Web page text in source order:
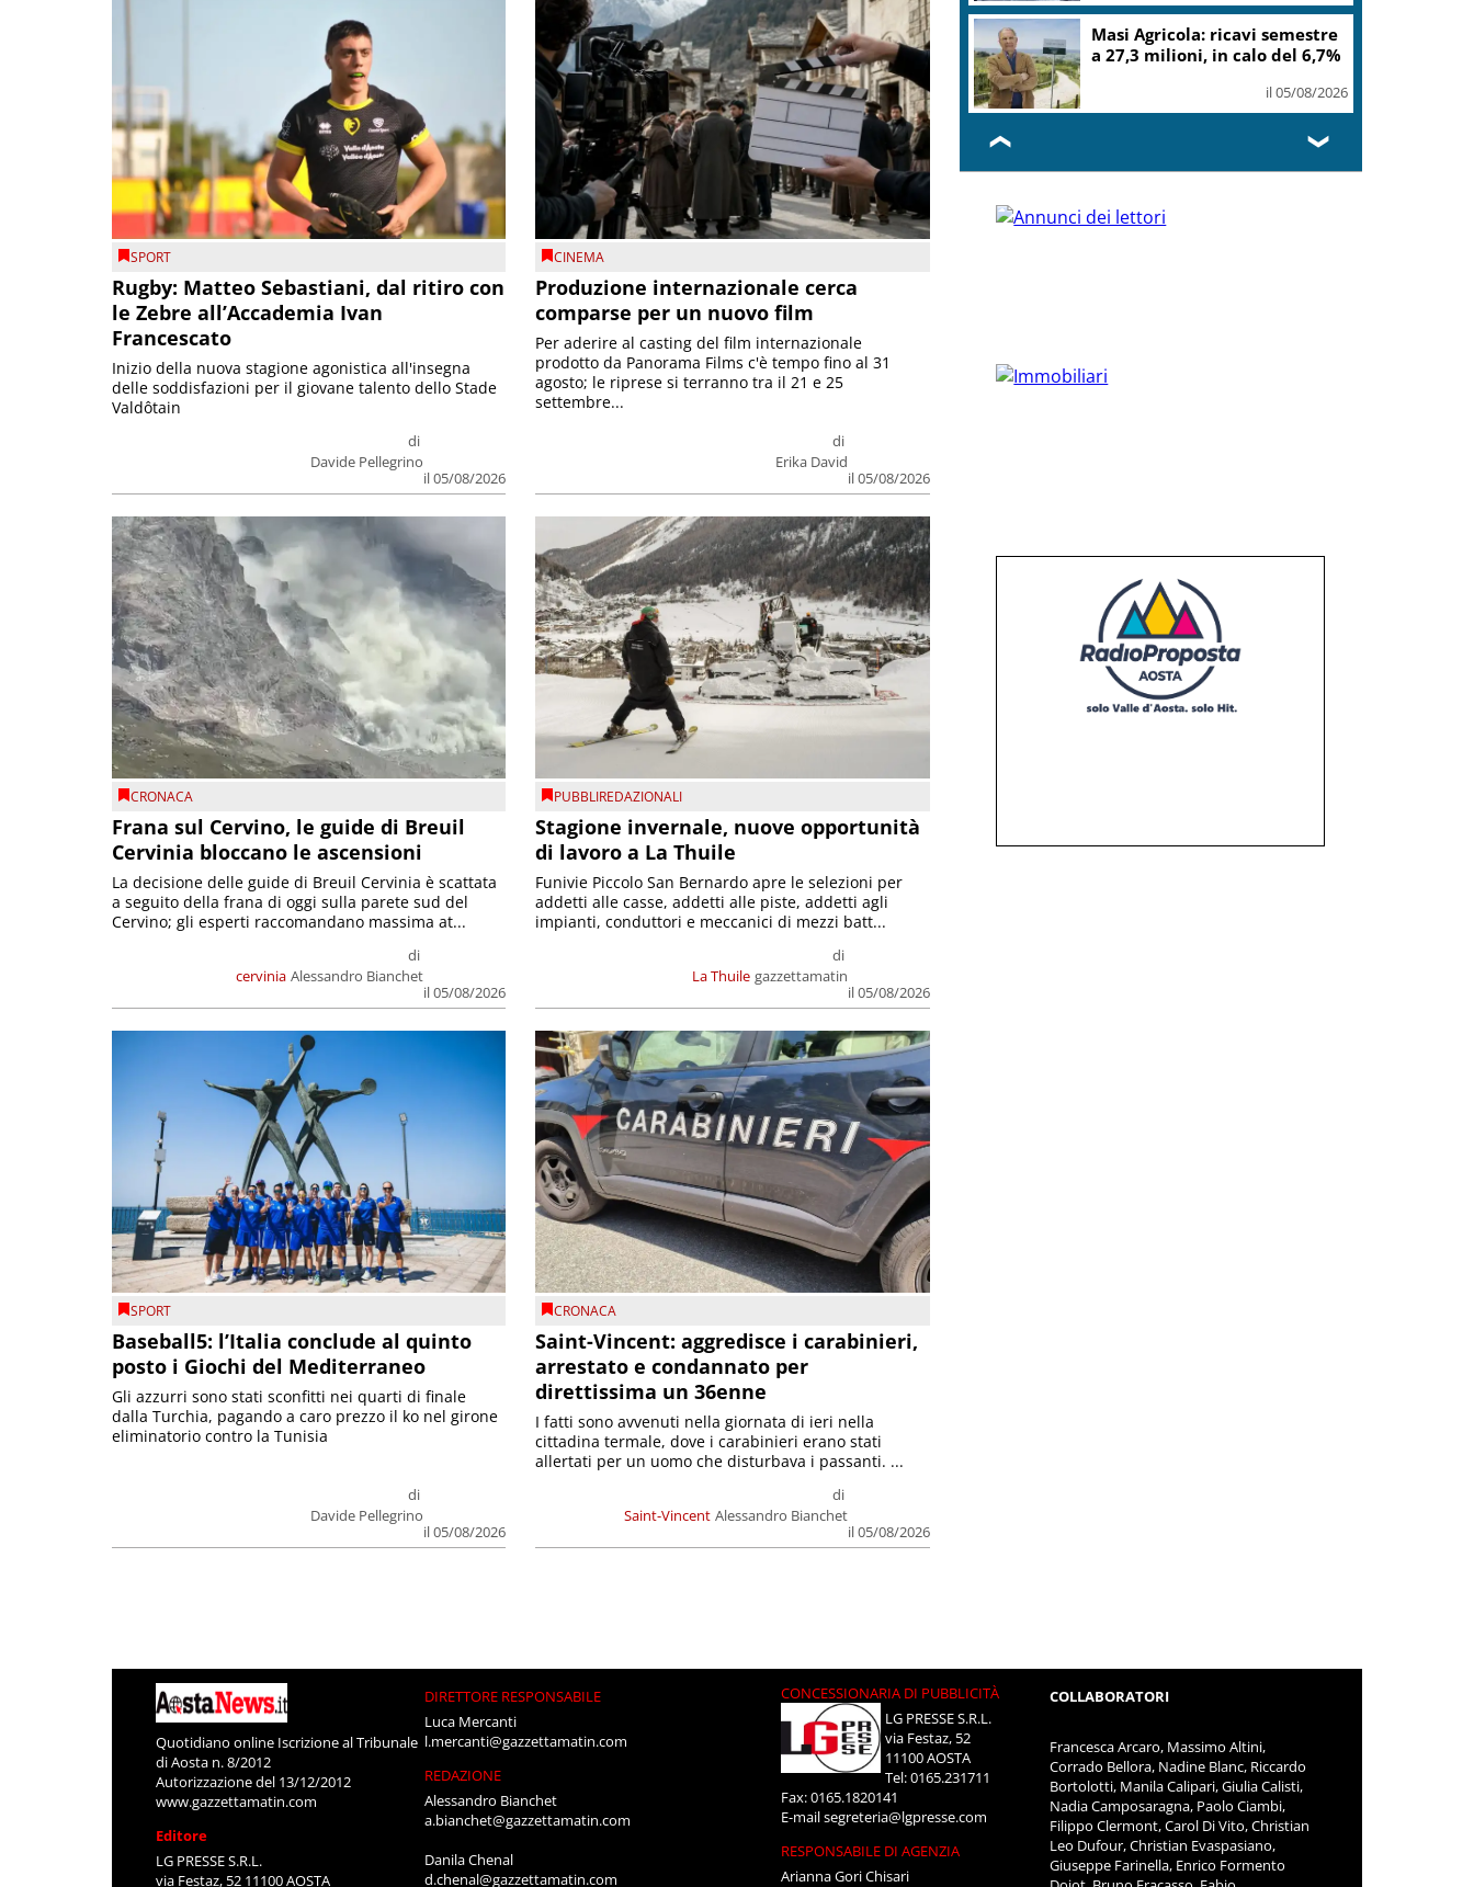
SPORT
Rugby: Matteo Sebastiani, dal ritiro con
le Zebre all’Accademia Ivan
Francescato
di
Davide Pellegrino
il 05/08/2026
Inizio della nuova stagione agonistica all'insegna
delle soddisfazioni per il giovane talento dello Stade
Valdôtain
CINEMA
Produzione internazionale cerca
comparse per un nuovo film
di
Erika David
il 05/08/2026
Per aderire al casting del film internazionale
prodotto da Panorama Films c'è tempo fino al 31
agosto; le riprese si terranno tra il 21 e 25
settembre...
CRONACA
Frana sul Cervino, le guide di Breuil
Cervinia bloccano le ascensioni
cervinia
di
Alessandro Bianchet
il 05/08/2026
La decisione delle guide di Breuil Cervinia è scattata
a seguito della frana di oggi sulla parete sud del
Cervino; gli esperti raccomandano massima at...
PUBBLIREDAZIONALI
Stagione invernale, nuove opportunità
di lavoro a La Thuile
La Thuile
di
gazzettamatin
il 05/08/2026
Funivie Piccolo San Bernardo apre le selezioni per
addetti alle casse, addetti alle piste, addetti agli
impianti, conduttori e meccanici di mezzi batt...
SPORT
Baseball5: l’Italia conclude al quinto
posto i Giochi del Mediterraneo
di
Davide Pellegrino
il 05/08/2026
Gli azzurri sono stati sconfitti nei quarti di finale
dalla Turchia, pagando a caro prezzo il ko nel girone
eliminatorio contro la Tunisia
CRONACA
Saint-Vincent: aggredisce i carabinieri,
arrestato e condannato per
direttissima un 36enne
Saint-Vincent
di
Alessandro Bianchet
il 05/08/2026
I fatti sono avvenuti nella giornata di ieri nella
cittadina termale, dove i carabinieri erano stati
allertati per un uomo che disturbava i passanti. ...
Masi Agricola: ricavi semestre
a 27,3 milioni, in calo del 6,7%
il 05/08/2026
❮ ❯
Quotidiano online Iscrizione al Tribunale
di Aosta n. 8/2012
Autorizzazione del 13/12/2012
www.gazzettamatin.com
Editore
LG PRESSE S.R.L.
via Festaz, 52 11100 AOSTA
DIRETTORE RESPONSABILE
Luca Mercanti
l.mercanti@gazzettamatin.com
REDAZIONE
Alessandro Bianchet
a.bianchet@gazzettamatin.com
Danila Chenal
d.chenal@gazzettamatin.com
CONCESSIONARIA DI PUBBLICITÀ
LG PRESSE S.R.L.
via Festaz, 52
11100 AOSTA
Tel: 0165.231711
Fax: 0165.1820141
E-mailsegreteria@lgpresse.com
RESPONSABILE DI AGENZIA
Arianna Gori Chisari
COLLABORATORI
Francesca Arcaro, Massimo Altini,
Corrado Bellora, Nadine Blanc, Riccardo
Bortolotti, Manila Calipari, Giulia Calisti,
Nadia Camposaragna, Paolo Ciambi,
Filippo Clermont, Carol Di Vito, Christian
Leo Dufour, Christian Evaspasiano,
Giuseppe Farinella, Enrico Formento